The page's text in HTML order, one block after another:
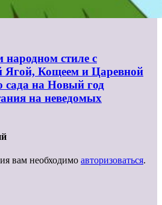
народном стиле с
Ягой, Кощеем и Царевной
сада на Новый год
на неведомых
вам необходимо авторизоваться.